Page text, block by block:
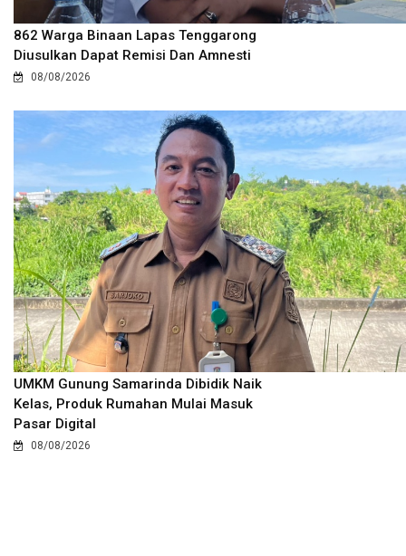
862 Warga Binaan Lapas Tenggarong
Diusulkan Dapat Remisi Dan Amnesti
08/08/2026
UMKM Gunung Samarinda Dibidik Naik
Kelas, Produk Rumahan Mulai Masuk
Pasar Digital
08/08/2026